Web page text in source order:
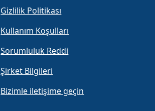
Gizlilik Politikası
Kullanım Koşulları
Sorumluluk Reddi
Şirket Bilgileri
Bizimle iletişime geçin